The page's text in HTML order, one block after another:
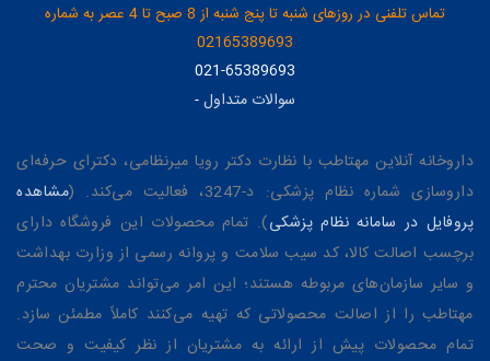
تماس تلفنی در روزهای شنبه تا پنج شنبه از 8 صبح تا 4 عصر به شماره
02165389693
021-65389693
سوالات متداول-
داروخانه آنلاین مهتاطب با نظارت دکتر رویا میرنظامی، دکترای حرفه‌ای
داروسازی شماره نظام پزشکی: د-3247، فعالیت می‌کند. (
مشاهده
پروفایل در سامانه نظام پزشکی). تمام محصولات این فروشگاه دارای
برچسب اصالت کالا، کد سیب سلامت و پروانه رسمی از وزارت بهداشت
و سایر سازمان‌های مربوطه هستند؛ این امر می‌تواند مشتریان محترم
مهتاطب را از اصالت محصولاتی که تهیه می‌کنند کاملاً مطمئن سازد.
تمام محصولات پیش از ارائه به مشتریان از نظر کیفیت و صحت